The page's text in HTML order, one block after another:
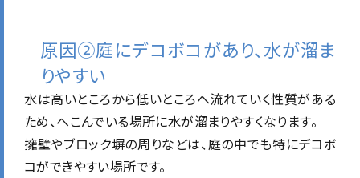
原因②庭にデコボコがあり、水が溜ま
りやすい
水は高いところから低いところへ流れていく性質がある
ため、へこんでいる場所に水が溜まりやすくなります。
擁壁やブロック塀の周りなどは、庭の中でも特にデコボ
コができやすい場所です。